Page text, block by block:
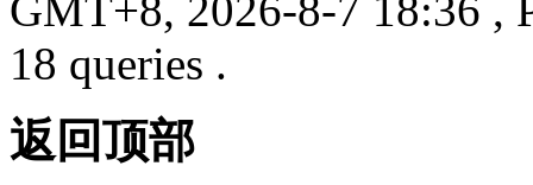
GMT+8, 2026-8-7 18:36 ,
18 queries .
返回顶部